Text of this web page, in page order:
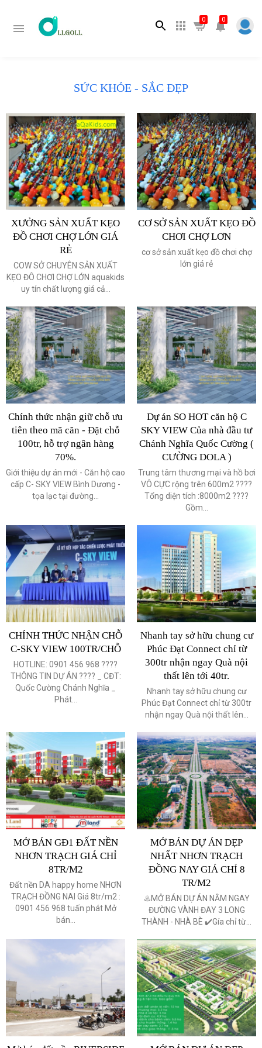
Tìm kiếm
0 0
SỨC KHỎE - SẮC ĐẸP
XƯỞNG SẢN XUẤT KẸO
ĐỒ CHƠI CHỢ LỚN GIÁ
RẺ
COW SỞ CHUYÊN SẢN XUẤT
KẸO ĐÔ CHƠI CHỢ LỚN aquakids
uy tín chất lượng giá cả...
CƠ SỞ SẢN XUẤT KẸO ĐỒ
CHƠI CHỢ LƠN
cơ sở sản xuất kẹo đồ chơi chợ
lớn giá rẻ
Chính thức nhận giữ chỗ ưu
tiên theo mã căn - Đặt chỗ
100tr, hỗ trợ ngân hàng
70%.
Giới thiệu dự án mới - Căn hộ cao
cấp C- SKY VIEW Bình Dương -
tọa lạc tại đường...
Dự án SO HOT căn hộ C
SKY VIEW Của nhà đầu tư
Chánh Nghĩa Quốc Cường (
CƯỜNG DOLA )
Trung tâm thương mại và hồ bơi
VÔ CỰC rộng trên 600m2 ????
Tổng diện tích :8000m2 ????
Gồm...
CHÍNH THỨC NHẬN CHỖ
C-SKY VIEW 100TR/CHỖ
HOTLINE: 0901 456 968 ????
THÔNG TIN DỰ ÁN ???? _ CĐT:
Quốc Cường Chánh Nghĩa _
Phát...
Nhanh tay sở hữu chung cư
Phúc Đạt Connect chỉ từ
300tr nhận ngay Quà nội
thất lên tới 40tr.
Nhanh tay sở hữu chung cư
Phúc Đạt Connect chỉ từ 300tr
nhận ngay Quà nội thất lên...
MỞ BÁN GĐ1 ĐẤT NỀN
NHƠN TRẠCH GIÁ CHỈ
8TR/M2
Đất nền DA happy home NHƠN
TRẠCH ĐỒNG NAI Giá 8tr/m2 :
0901 456 968 tuấn phát Mở
bán...
MỞ BÁN DỰ ÁN DẸP
NHẤT NHƠN TRẠCH
ĐỒNG NAY GIÁ CHỈ 8
TR/M2
♨️MỞ BÁN DỰ ÁN NẰM NGAY
ĐƯỜNG VÀNH ĐAY 3 LONG
THÀNH - NHÀ BÈ ✔️Gía chỉ từ...